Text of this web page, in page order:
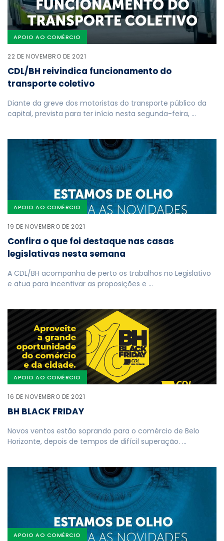
APOIO AO COMÉRCIO
22 DE NOVEMBRO DE 2021
CDL/BH reivindica funcionamento do
transporte coletivo
Diante da greve dos motoristas do transporte público da
capital, prevista para ter início nesta segunda-feira, …
APOIO AO COMÉRCIO
19 DE NOVEMBRO DE 2021
Confira o que foi destaque nas casas
legislativas nesta semana
A CDL/BH acompanha de perto os trabalhos no Legislativo
e atua para incentivar as proposições e …
APOIO AO COMÉRCIO
16 DE NOVEMBRO DE 2021
BH BLACK FRIDAY
Novos ventos estão soprando para o comércio de Belo
Horizonte, depois de tempos de difícil superação. …
APOIO AO COMÉRCIO